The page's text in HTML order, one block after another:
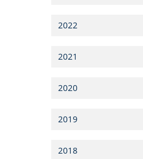
2022
2021
2020
2019
2018